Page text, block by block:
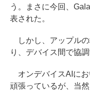
う。まさに今回、
表された。
しかし、アップルの
り、デバイス間で協
オンデバイスAIにお
頑張っているが、当